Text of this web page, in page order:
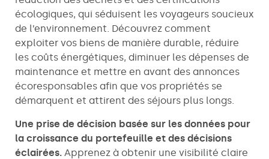
écologiques, qui séduisent les voyageurs soucieux
de l’environnement. Découvrez comment
exploiter vos biens de manière durable, réduire
les coûts énergétiques, diminuer les dépenses de
maintenance et mettre en avant des annonces
écoresponsables afin que vos propriétés se
démarquent et attirent des séjours plus longs.
Une prise de décision basée sur les données pour
la croissance du portefeuille et des décisions
éclairées. Apprenez à obtenir une visibilité claire